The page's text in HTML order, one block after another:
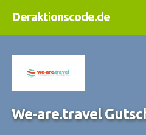
Deraktionscode.de
We-are.travel